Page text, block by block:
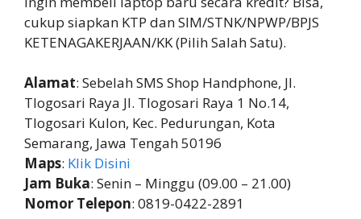
cukup siapkan KTP dan SIM/STNK/NPWP/BPJS
KETENAGAKERJAAN/KK (Pilih Salah Satu).
Alamat: Sebelah SMS Shop Handphone, Jl.
Tlogosari Raya Jl. Tlogosari Raya 1 No.14,
Tlogosari Kulon, Kec. Pedurungan, Kota
Semarang, Jawa Tengah 50196
Maps: Klik Disini
Jam Buka: Senin – Minggu (09.00 – 21.00)
Nomor Telepon: 0819-0422-2891